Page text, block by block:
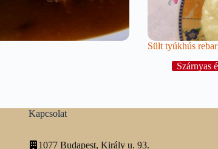
Sült tyúkhús
Szárnyas
Kapcsolat
1077 Budapest, Király u. 93.